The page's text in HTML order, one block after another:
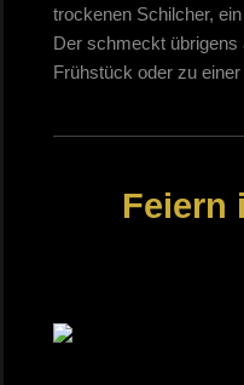
trockenen Schilcher,
Der schmeckt übrigens
Frühstück oder zu
Feiern